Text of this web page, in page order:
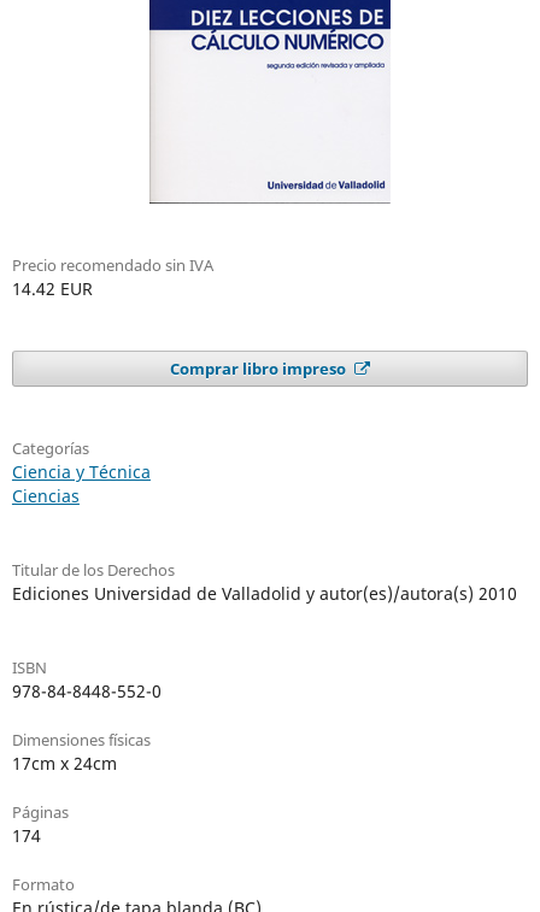
Precio recomendado sin IVA
14.42 EUR
Comprar libro impreso
Categorías
Ciencia y Técnica
Ciencias
Titular de los Derechos
Ediciones Universidad de Valladolid y autor(es)/autora(s) 2010
ISBN
978-84-8448-552-0
Dimensiones físicas
17cm x 24cm
Páginas
174
Formato